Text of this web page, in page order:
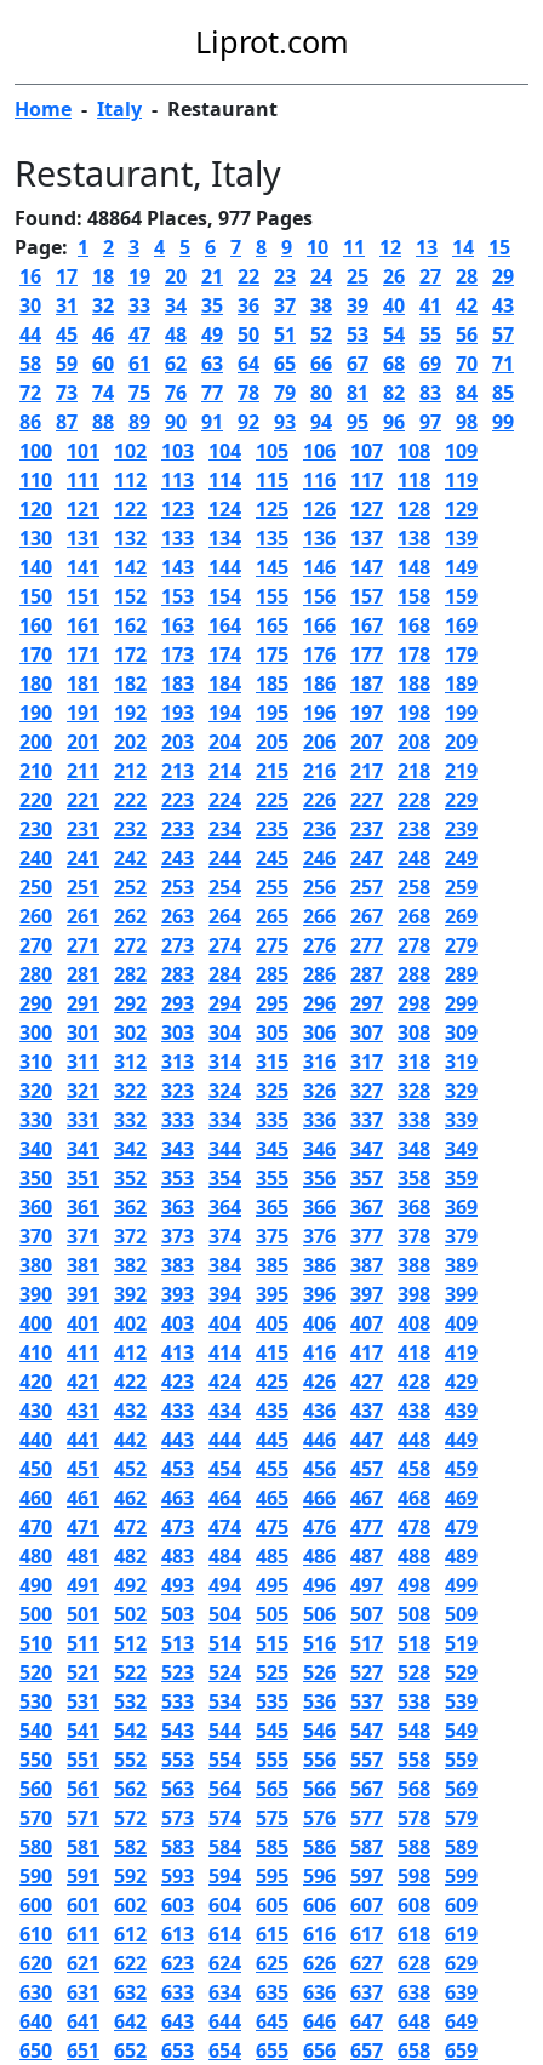
Liprot.com
Home - Italy - Restaurant
Restaurant, Italy
Found: 48864 Places, 977 Pages
Page: 1 2 3 4 5 6 7 8 9 10 11 12 13 14 15
16 17 18 19 20 21 22 23 24 25 26 27 28 29
30 31 32 33 34 35 36 37 38 39 40 41 42 43
44 45 46 47 48 49 50 51 52 53 54 55 56 57
58 59 60 61 62 63 64 65 66 67 68 69 70 71
72 73 74 75 76 77 78 79 80 81 82 83 84 85
86 87 88 89 90 91 92 93 94 95 96 97 98 99
100 101 102 103 104 105 106 107 108 109
110 111 112 113 114 115 116 117 118 119
120 121 122 123 124 125 126 127 128 129
130 131 132 133 134 135 136 137 138 139
140 141 142 143 144 145 146 147 148 149
150 151 152 153 154 155 156 157 158 159
160 161 162 163 164 165 166 167 168 169
170 171 172 173 174 175 176 177 178 179
180 181 182 183 184 185 186 187 188 189
190 191 192 193 194 195 196 197 198 199
200 201 202 203 204 205 206 207 208 209
210 211 212 213 214 215 216 217 218 219
220 221 222 223 224 225 226 227 228 229
230 231 232 233 234 235 236 237 238 239
240 241 242 243 244 245 246 247 248 249
250 251 252 253 254 255 256 257 258 259
260 261 262 263 264 265 266 267 268 269
270 271 272 273 274 275 276 277 278 279
280 281 282 283 284 285 286 287 288 289
290 291 292 293 294 295 296 297 298 299
300 301 302 303 304 305 306 307 308 309
310 311 312 313 314 315 316 317 318 319
320 321 322 323 324 325 326 327 328 329
330 331 332 333 334 335 336 337 338 339
340 341 342 343 344 345 346 347 348 349
350 351 352 353 354 355 356 357 358 359
360 361 362 363 364 365 366 367 368 369
370 371 372 373 374 375 376 377 378 379
380 381 382 383 384 385 386 387 388 389
390 391 392 393 394 395 396 397 398 399
400 401 402 403 404 405 406 407 408 409
410 411 412 413 414 415 416 417 418 419
420 421 422 423 424 425 426 427 428 429
430 431 432 433 434 435 436 437 438 439
440 441 442 443 444 445 446 447 448 449
450 451 452 453 454 455 456 457 458 459
460 461 462 463 464 465 466 467 468 469
470 471 472 473 474 475 476 477 478 479
480 481 482 483 484 485 486 487 488 489
490 491 492 493 494 495 496 497 498 499
500 501 502 503 504 505 506 507 508 509
510 511 512 513 514 515 516 517 518 519
520 521 522 523 524 525 526 527 528 529
530 531 532 533 534 535 536 537 538 539
540 541 542 543 544 545 546 547 548 549
550 551 552 553 554 555 556 557 558 559
560 561 562 563 564 565 566 567 568 569
570 571 572 573 574 575 576 577 578 579
580 581 582 583 584 585 586 587 588 589
590 591 592 593 594 595 596 597 598 599
600 601 602 603 604 605 606 607 608 609
610 611 612 613 614 615 616 617 618 619
620 621 622 623 624 625 626 627 628 629
630 631 632 633 634 635 636 637 638 639
640 641 642 643 644 645 646 647 648 649
650 651 652 653 654 655 656 657 658 659